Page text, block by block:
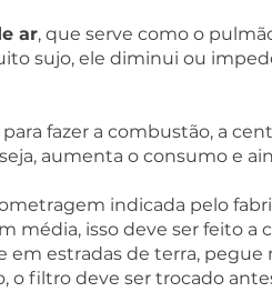
ar, que serve como o
sujo, ele diminui ou
fazer a combustão, a
aumenta o consumo e
indicada pelo
média, isso deve ser feito a
em estradas de terra,
o filtro deve ser trocado